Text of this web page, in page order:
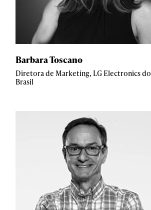
Barbara Toscano
Diretora de Marketing, LG Electronics do
Brasil